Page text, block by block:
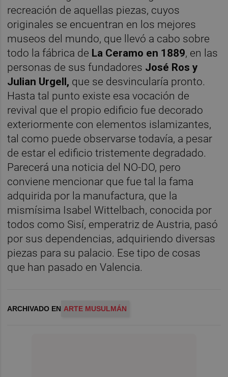
recreación de aquellas piezas, cuyos
originales se encuentran en los mejores
museos del mundo, que llevó a cabo sobre
todo la fábrica de La Ceramo en 1889, en las
personas de sus fundadores José Ros y
Julian Urgell, que se desvincularía pronto.
Hasta tal punto existe esa vocación de
revival que el propio edificio fue decorado
exteriormente con elementos islamizantes,
tal como puede observarse todavía, a pesar
de estar el edificio tristemente degradado.
Parecerá una noticia del NO-DO, pero
conviene mencionar que fue tal la fama
adquirida por la manufactura, que la
mismísima Isabel Wittelbach, conocida por
todos como Sisí, emperatriz de Austria, pasó
por sus dependencias, adquiriendo diversas
piezas para su palacio. Ese tipo de cosas
que han pasado en Valencia.
ARCHIVADO EN ARTE MUSULMÁN